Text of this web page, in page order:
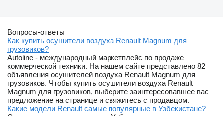
Вопросы-ответы
Как купить осушители воздуха Renault Magnum для
грузовиков?
Autoline - международный маркетплейс по продаже
коммерческой техники. На нашем сайте представлено 82
объявления осушителей воздуха Renault Magnum для
грузовиков. Чтобы купить осушители воздуха Renault
Magnum для грузовиков, выберите заинтересовавшее вас
предложение на странице и свяжитесь с продавцом.
Какие модели Renault самые популярные в Узбекистане?